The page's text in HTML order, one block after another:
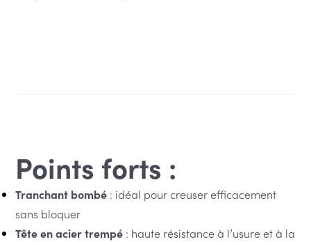
Points forts :
Tranchant bombé : idéal pour creuser efficacement
sans bloquer
Tête en acier trempé : haute résistance à l’usure et à la